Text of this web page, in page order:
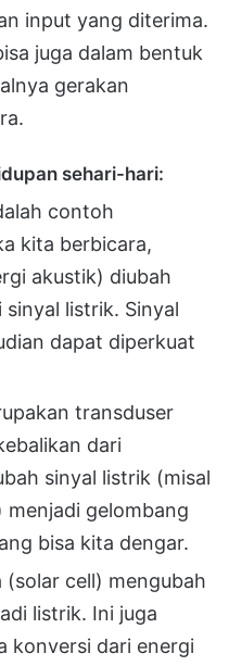
input yang diterima.
juga dalam bentuk
gerakan
sehari-hari:
contoh
kita berbicara,
akustik) diubah
listrik. Sinyal
dapat diperkuat
transduser
dari
sinyal listrik (misal
menjadi gelombang
bisa kita dengar.
(solar cell) mengubah
listrik. Ini juga
konversi dari energi